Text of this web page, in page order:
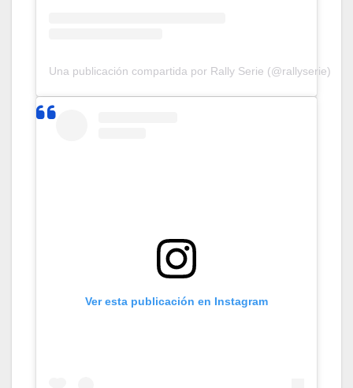
Una publicación compartida por Rally Serie (@rallyserie)
Ver esta publicación en Instagram